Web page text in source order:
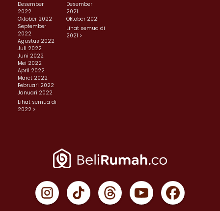
Desember
2022
Oktober 2022
September
2022
Agustus 2022
Juli 2022
Juni 2022
Mei 2022
April 2022
Maret 2022
Februari 2022
Januari 2022
Lihat semua di
2022 >
Desember
2021
Oktober 2021
Lihat semua di
2021 >